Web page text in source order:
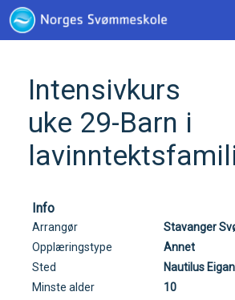
Intensivkurs
uke 29-Barn i
Info
Arrangør
Stavanger
Opplæringstype
Annet
Sted
Nautilus
Minste alder
10